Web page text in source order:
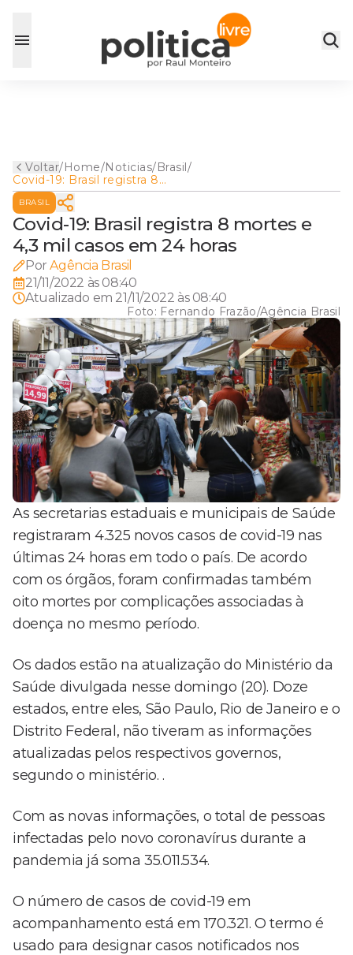
Voltar/Home/Noticias/Brasil/
Covid-19: Brasil registra 8
mortes e 4,3 mil casos em 24
horas
BRASIL
Covid-19: Brasil registra 8 mortes e
4,3 mil casos em 24 horas
Por Agência Brasil
21/11/2022 às 08:40
Atualizado em 21/11/2022 às 08:40
Foto: Fernando Frazão/Agência Brasil
As secretarias estaduais e municipais de Saúde
registraram 4.325 novos casos de covid-19 nas
últimas 24 horas em todo o país. De acordo
com os órgãos, foram confirmadas também
oito mortes por complicações associadas à
doença no mesmo período.
Os dados estão na atualização do Ministério da
Saúde divulgada nesse domingo (20). Doze
estados, entre eles, São Paulo, Rio de Janeiro e o
Distrito Federal, não tiveram as informações
atualizadas pelos respectivos governos,
segundo o ministério. .
Com as novas informações, o total de pessoas
infectadas pelo novo coronavírus durante a
pandemia já soma 35.011.534.
O número de casos de covid-19 em
acompanhamento está em 170.321. O termo é
usado para designar casos notificados nos